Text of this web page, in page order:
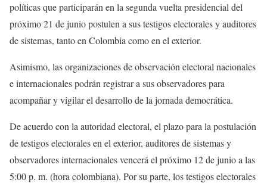
políticas que participarán en la segunda vuelta presidencial del
próximo 21 de junio postulen a sus testigos electorales y auditores
de sistemas, tanto en Colombia como en el exterior.
Asimismo, las organizaciones de observación electoral nacionales
e internacionales podrán registrar a sus observadores para
acompañar y vigilar el desarrollo de la jornada democrática.
De acuerdo con la autoridad electoral, el plazo para la postulación
de testigos electorales en el exterior, auditores de sistemas y
observadores internacionales vencerá el próximo 12 de junio a las
5:00 p. m. (hora colombiana). Por su parte, los testigos electorales